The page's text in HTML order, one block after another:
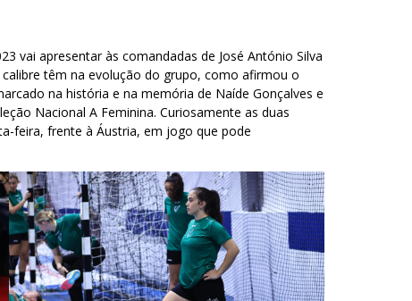
vai apresentar às comandadas de José António Silva
têm na evolução do grupo, como afirmou o
na história e na memória de Naíde Gonçalves e
Nacional A Feminina. Curiosamente as duas
feira, frente à Áustria, em jogo que pode